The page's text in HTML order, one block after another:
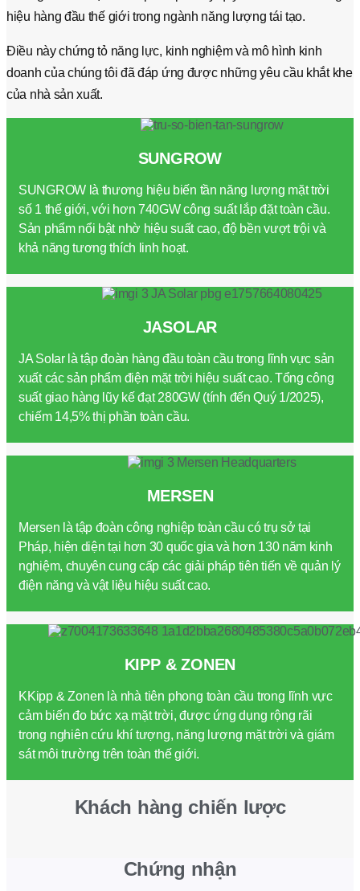
hiệu hàng đầu thế giới trong ngành năng lượng tái tạo.
Ðiều này chứng tỏ năng lực, kinh nghiệm và mô hình kinh
doanh của chúng tôi đã đáp ứng được những yêu cầu khắt khe
của nhà sản xuất.
SUNGROW
SUNGROW là thương hiệu biến tần năng lượng mặt trời
số 1 thế giới, với hơn 740GW công suất lắp đặt toàn cầu.
Sản phẩm nổi bật nhờ hiệu suất cao, độ bền vượt trội và
khả năng tương thích linh hoạt.
JASOLAR
JA Solar là tập đoàn hàng đầu toàn cầu trong lĩnh vực sản
xuất các sản phẩm điện mặt trời hiệu suất cao. Tổng công
suất giao hàng lũy kế đạt 280GW (tính đến Quý 1/2025),
chiếm 14,5% thị phần toàn cầu.
MERSEN
Mersen là tập đoàn công nghiệp toàn cầu có trụ sở tại
Pháp, hiện diện tại hơn 30 quốc gia và hơn 130 năm kinh
nghiệm, chuyên cung cấp các giải pháp tiên tiến về quản lý
điện năng và vật liệu hiệu suất cao.
KIPP & ZONEN
KKipp & Zonen là nhà tiên phong toàn cầu trong lĩnh vực
cảm biến đo bức xạ mặt trời, được ứng dụng rộng rãi
trong nghiên cứu khí tượng, năng lượng mặt trời và giám
sát môi trường trên toàn thế giới.
Khách hàng chiến lược
Chứng nhận